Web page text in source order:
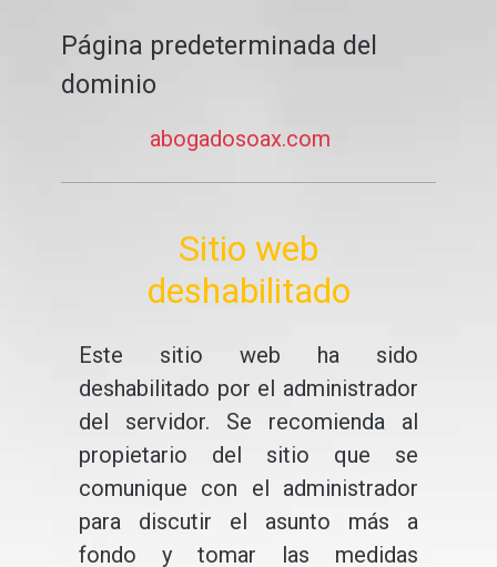
Página predeterminada del
dominio
abogadosoax.com
Sitio web
deshabilitado
Este sitio web ha sido
deshabilitado por el administrador
del servidor. Se recomienda al
propietario del sitio que se
comunique con el administrador
para discutir el asunto más a
fondo y tomar las medidas